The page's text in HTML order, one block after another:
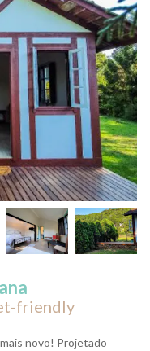
friendly
novo! Projetado